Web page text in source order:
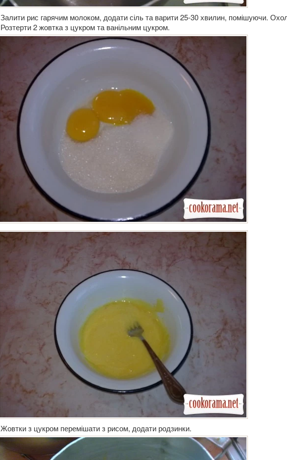
Залити рис гарячим молоком, додати сіль та варити 25-30 хвилин, помішуючи.
Розтерти 2 жовтка з цукром та ванільним цукром.
Жовтки з цукром перемішати з рисом, додати родзинки.